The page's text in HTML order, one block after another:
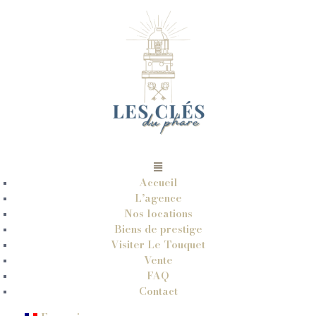
Accueil
L’agence
Nos locations
Biens de prestige
Visiter Le Touquet
Vente
FAQ
Contact